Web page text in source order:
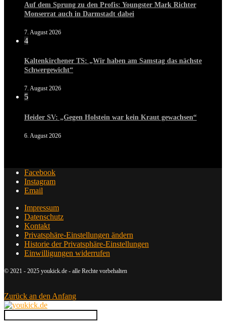
Auf dem Sprung zu den Profis: Youngster Mark Richter
Monserrat auch in Darmstadt dabei
7. August 2026
4
Kaltenkirchener TS: „Wir haben am Samstag das nächste
Schwergewicht“
7. August 2026
5
Heider SV: „Gegen Holstein war kein Kraut gewachsen“
6. August 2026
Facebook
Instagram
Email
Impressum
Datenschutz
Kontakt
Privatsphäre-Einstellungen ändern
Historie der Privatsphäre-Einstellungen
Einwilligungen widerrufen
© 2021 - 2025 youkick.de - alle Rechte vorbehalten
Zurück an den Anfang